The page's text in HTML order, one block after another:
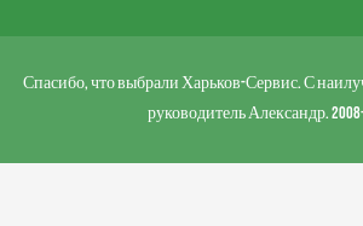
Спасибо, что выбрали Харьков-Сервис. С
руководитель Александр.